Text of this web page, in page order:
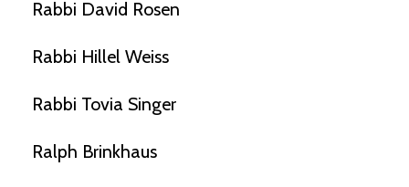
Rabbi David Rosen
Rabbi Hillel Weiss
Rabbi Tovia Singer
Ralph Brinkhaus